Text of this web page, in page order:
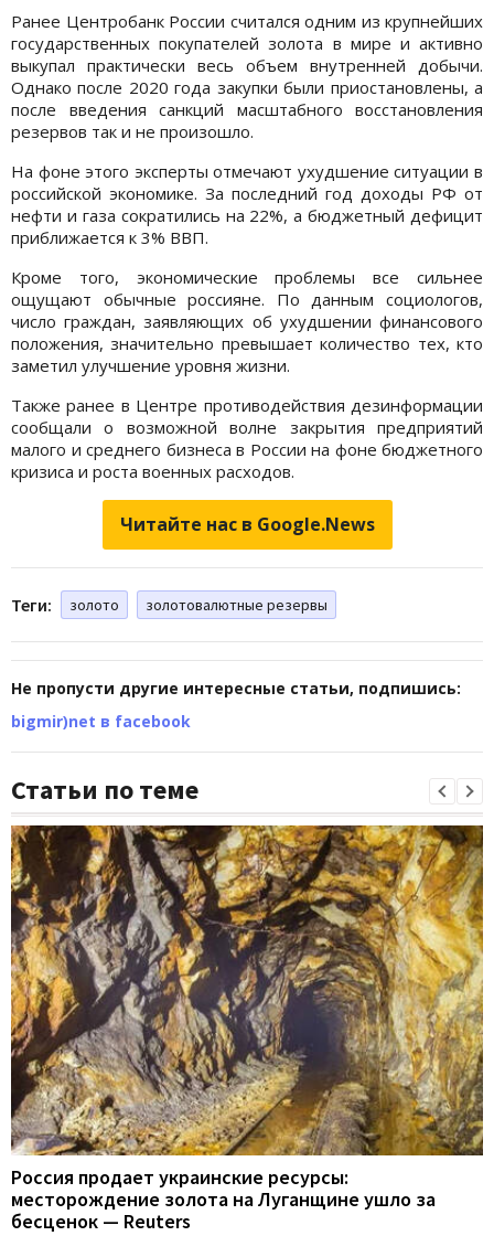
Ранее Центробанк России считался одним из крупнейших
государственных покупателей золота в мире и активно
выкупал практически весь объем внутренней добычи.
Однако после 2020 года закупки были приостановлены, а
после введения санкций масштабного восстановления
резервов так и не произошло.
На фоне этого эксперты отмечают ухудшение ситуации в
российской экономике. За последний год доходы РФ от
нефти и газа сократились на 22%, а бюджетный дефицит
приближается к 3% ВВП.
Кроме того, экономические проблемы все сильнее
ощущают обычные россияне. По данным социологов,
число граждан, заявляющих об ухудшении финансового
положения, значительно превышает количество тех, кто
заметил улучшение уровня жизни.
Также ранее в Центре противодействия дезинформации
сообщали о возможной волне закрытия предприятий
малого и среднего бизнеса в России на фоне бюджетного
кризиса и роста военных расходов.
Читайте нас в Google.News
Теги: золото золотовалютные резервы
Не пропусти другие интересные статьи, подпишись:
bigmir)net в facebook
Статьи по теме
Россия продает украинские ресурсы:
месторождение золота на Луганщине ушло за
бесценок — Reuters